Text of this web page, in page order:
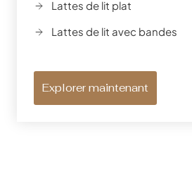
Lattes de lit plat
Lattes de lit avec bandes
Explorer maintenant